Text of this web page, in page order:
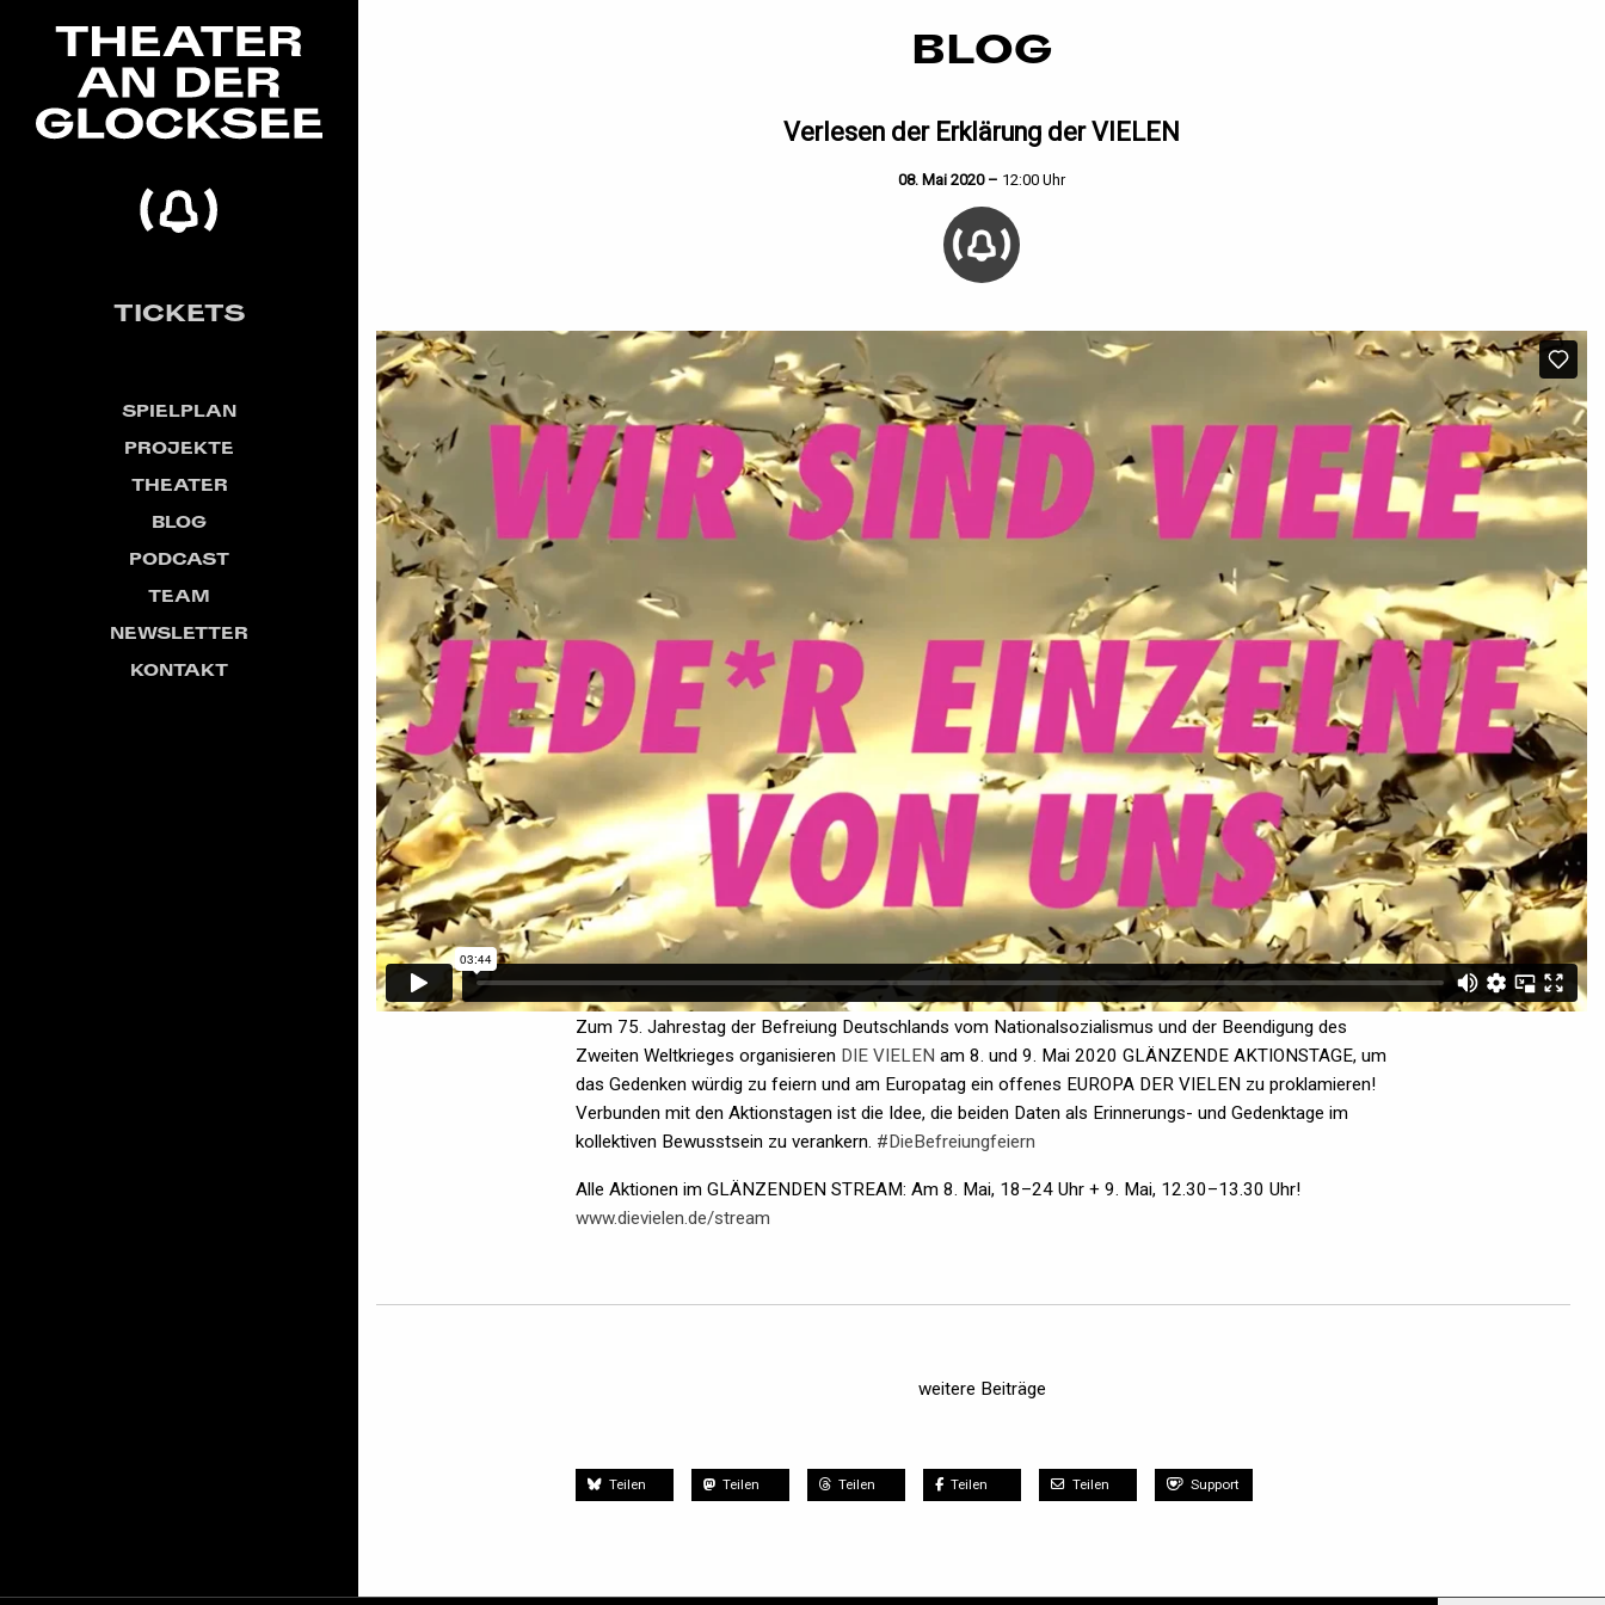
TICKETS
SPIELPLAN
PROJEKTE
THEATER
BLOG
PODCAST
TEAM
NEWSLETTER
KONTAKT
BLOG
Verlesen der Erklärung der VIELEN
08. Mai 2020 – 12:00 Uhr
Zum 75. Jahrestag der Befreiung Deutschlands vom Nationalsozialismus und der Beendigung des
Zweiten Weltkrieges organisieren DIE VIELEN am 8. und 9. Mai 2020 GLÄNZENDE AKTIONSTAGE, um
das Gedenken würdig zu feiern und am Europatag ein offenes EUROPA DER VIELEN zu proklamieren!
Verbunden mit den Aktionstagen ist die Idee, die beiden Daten als Erinnerungs- und Gedenktage im
kollektiven Bewusstsein zu verankern. #DieBefreiungfeiern
Alle Aktionen im GLÄNZENDEN STREAM: Am 8. Mai, 18–24 Uhr + 9. Mai, 12.30–13.30 Uhr!
www.dievielen.de/stream
weitere Beiträge
Teilen Teilen Teilen Teilen Teilen Support